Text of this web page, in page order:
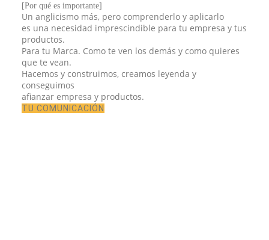
[Por qué es importante]
Un anglicismo más, pero comprenderlo y aplicarlo
es una necesidad imprescindible para tu empresa y tus
productos.
Para tu Marca. Como te ven los demás y como quieres
que te vean.
Hacemos y construimos, creamos leyenda y
conseguimos
afianzar empresa y productos.
TU COMUNICACIÓN